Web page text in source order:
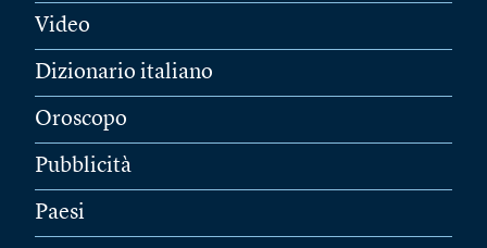
Video
Dizionario italiano
Oroscopo
Pubblicità
Paesi